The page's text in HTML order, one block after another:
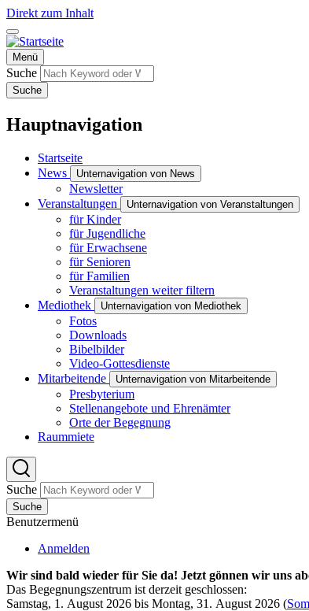
Direkt zum Inhalt
Menü
Suche
Suche
Hauptnavigation
Startseite
News
Unternavigation von News
Newsletter
Veranstaltungen
Unternavigation von Veranstaltungen
für Kinder
für Jugendliche
für Erwachsene
für Senioren
für Familien
Veranstaltungen weiter filtern
Mediothek
Unternavigation von Mediothek
Fotos
Downloads
Bibelbilder
Video-Gottesdienste
Mitarbeitende
Unternavigation von Mitarbeitende
Presbyterium
Stellenangebote und Ehrenämter
Orte der Begegnung
Raummiete
Suche
Suche
Benutzermenü
Anmelden
Wir sind bald wieder für Sie da! Jetzt gönnen wir uns
Das Begegnungszentrum ist derzeit geschlossen:
Samstag, 1. August 2026 bis Montag, 31. August 2026 (